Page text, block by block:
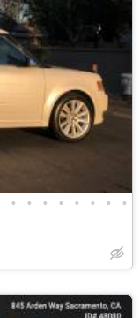
• • • • • • • •